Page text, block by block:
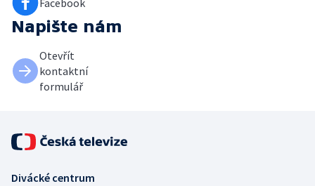
Facebook
Napište nám
Otevřít
kontaktní
formulář
Divácké centrum